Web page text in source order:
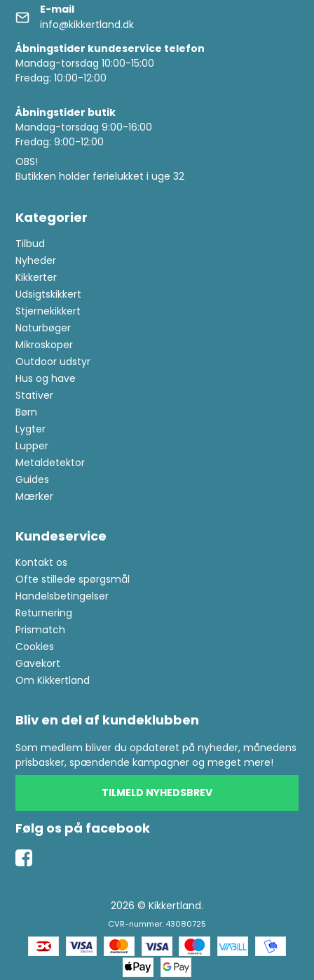
E-mail
info@kikkertland.dk
Åbningstider kundeservice telefon
Mandag-torsdag 10:00-15:00
Fredag: 10:00-12:00
Åbningstider butik
Mandag-torsdag 9:00-16:00
Fredag: 9:00-12:00
OBS!
Butikken holder ferielukket i uge 32
Kategorier
Tilbud
Nyheder
Kikkerter
Udsigtskikkert
Stjernekikkert
Naturbøger
Mikroskoper
Outdoor udstyr
Hus og have
Stativer
Børn
Lygter
Lupper
Metaldetektor
Guides
Mærker
Kundeservice
Kontakt os
Ofte stillede spørgsmål
Handelsbetingelser
Returnering
Prismatch
Cookies
Gavekort
Om Kikkertland
Bliv en del af kundeklubben
Som medlem bliver du opdateret på nyheder, månedens
prisbasker, spændende kampagner og meget mere!
TILMELD NYHEDSBREV
Følg os på facebook
2026 © Kikkertland.
CVR-nummer: 43080725